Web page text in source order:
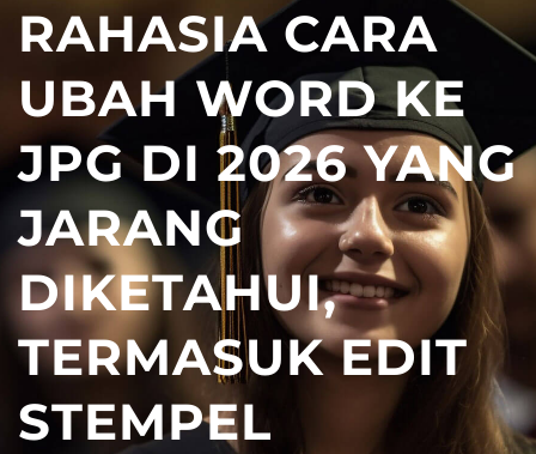
RAHASIA CARA
UBAH WORD KE
JPG DI 2026 YANG
JARANG
DIKETAHUI,
TERMASUK EDIT
STEMPEL